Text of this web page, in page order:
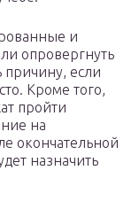
и
опровергнуть
причину, если
Кроме того,
пройти
на
окончательной
назначить